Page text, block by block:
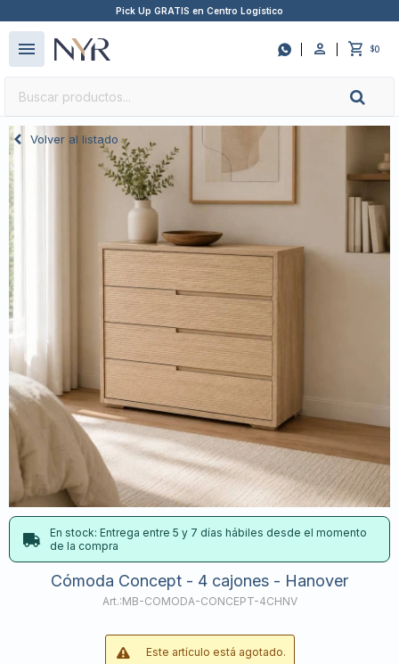
Pick Up GRATIS en Centro Logístico
 $0
menu
Volver al listado
En stock: Entrega entre 5 y 7 días hábiles desde el momento
de la compra
Cómoda Concept - 4 cajones - Hanover
MB-COMODA-CONCEPT-4CHNV
Este artículo está agotado.
close